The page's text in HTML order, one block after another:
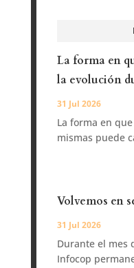
La forma en
la evolución
31 Jul 2026
La forma en
mismas puede
Volvemos en
31 Jul 2026
Durante el mes
Infocop